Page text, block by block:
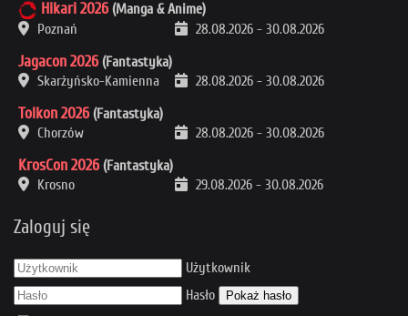
Hikari 2026 (Manga & Anime)
Poznań
28.08.2026 - 30.08.2026
Jagacon 2026 (Fantastyka)
Skarżyńsko-Kamienna
28.08.2026 - 30.08.2026
Tolkon 2026 (Fantastyka)
Chorzów
28.08.2026 - 30.08.2026
KrosCon 2026 (Fantastyka)
Krosno
29.08.2026 - 30.08.2026
Zaloguj się
Użytkownik
Hasło
Pokaż hasło